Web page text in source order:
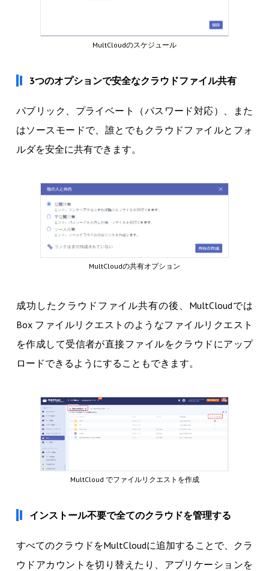
MultCloudのスケジュール
3つのオプションで安全なクラウドファイル共有
パブリック、プライベート（パスワード対応）、また
はソースモードで、誰とでもクラウドファイルとフォ
ルダを安全に共有できます。
MultCloudの共有オプション
成功したクラウドファイル共有の後、MultCloudでは
Box ファイルリクエストのようなファイルリクエスト
を作成して受信者が直接ファイルをクラウドにアップ
ロードできるようにすることもできます。
MultCloud でファイルリクエストを作成
インストール不要で全てのクラウドを管理する
すべてのクラウドをMultCloudに追加することで、クラ
ウドアカウントを切り替えたり、アプリケーションを